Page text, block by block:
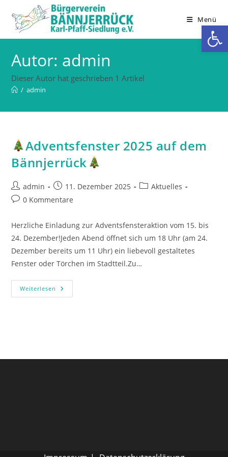
Inhalt
springen
Menü
Autor: admin
Dieser Autor hat geschrieben 1 Artikel
/ admin
Adventsfenster 2025 auf dem
Bännjerrück
Beitrags-
Autor:
admin
Beitrag
veröffentlicht:
11. Dezember 2025
Beitrags-
Aktuelles
Beitrags-
0 Kommentare
Herzliche Einladung zur Adventsfensteraktion vom 15. bis
24. Dezember!Jeden Abend öffnet sich um 18 Uhr (am 24.
Dezember bereits um 11 Uhr) ein liebevoll gestaltetes
Fenster oder Törchen im Stadtteil.Zu…
Weiterlesen
Adventsfenster